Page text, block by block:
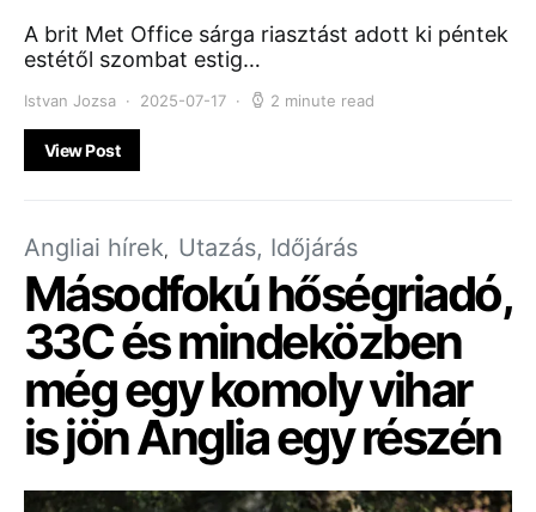
A brit Met Office sárga riasztást adott ki péntek
estétől szombat estig…
Istvan Jozsa 2025-07-17 2 minute read
View Post
Angliai hírek Utazás, Időjárás
Másodfokú hőségriadó,
33C és mindeközben
még egy komoly vihar
is jön Anglia egy részén